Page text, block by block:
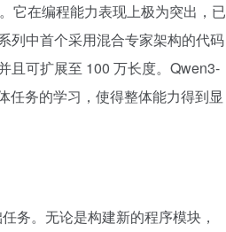
它在编程能力表现上极为突出，已
列中首个采用混合专家架构的代码
且可扩展至 100 万长度。Qwen3-
任务的学习，使得整体能力得到显
务。无论是构建新的程序模块，